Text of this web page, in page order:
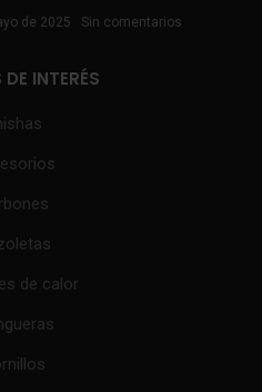
de 2025 Sin comentarios
DE INTERÉS
de calor